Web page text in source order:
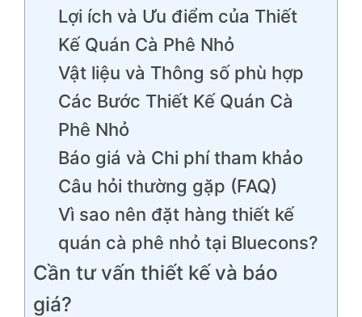
Lợi ích và Ưu điểm của Thiết
Kế Quán Cà Phê Nhỏ
Vật liệu và Thông số phù hợp
Các Bước Thiết Kế Quán Cà
Phê Nhỏ
Báo giá và Chi phí tham khảo
Câu hỏi thường gặp (FAQ)
Vì sao nên đặt hàng thiết kế
quán cà phê nhỏ tại Bluecons?
Cần tư vấn thiết kế và báo
giá?